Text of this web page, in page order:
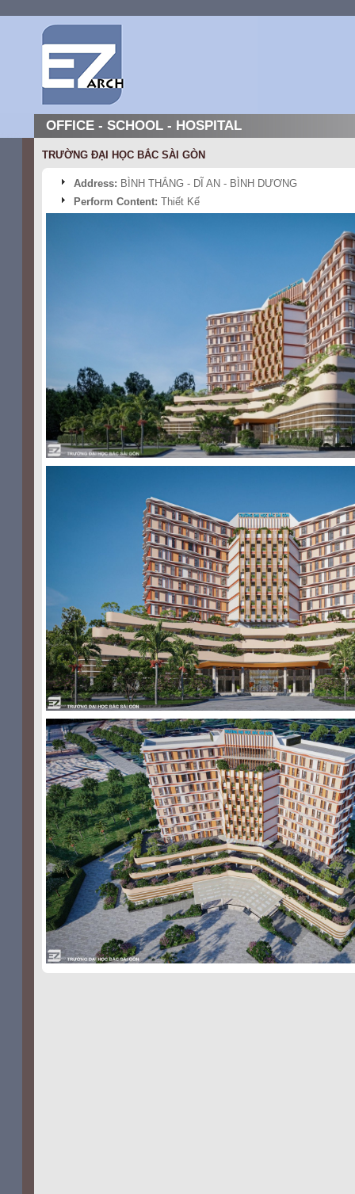
OFFICE - SCHOOL - HOSPITAL
TRƯỜNG ĐẠI HỌC BẮC SÀI GÒN
Address: BÌNH THẮNG - DĨ AN - BÌNH DƯƠNG
Perform Content: Thiết Kế
Super Clone Replica Uhren panerai replica replicas relojes